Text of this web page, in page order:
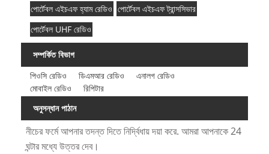
পোর্টেবল এইচএফ হ্যাম রেডিও পোর্টেবল এইচএফ ট্রান্সসিভার
পোর্টেবল UHF রেডিও
সম্পর্কিত বিভাগ
পিওসি রেডিও
ডিএমআর রেডিও
এনালগ রেডিও
মোবাইল রেডিও
রিপিটার
অনুসন্ধান পাঠান
নীচের ফর্মে আপনার তদন্ত দিতে নির্দ্বিধায় দয়া করে. আমরা আপনাকে 24
ঘন্টার মধ্যে উত্তর দেব।